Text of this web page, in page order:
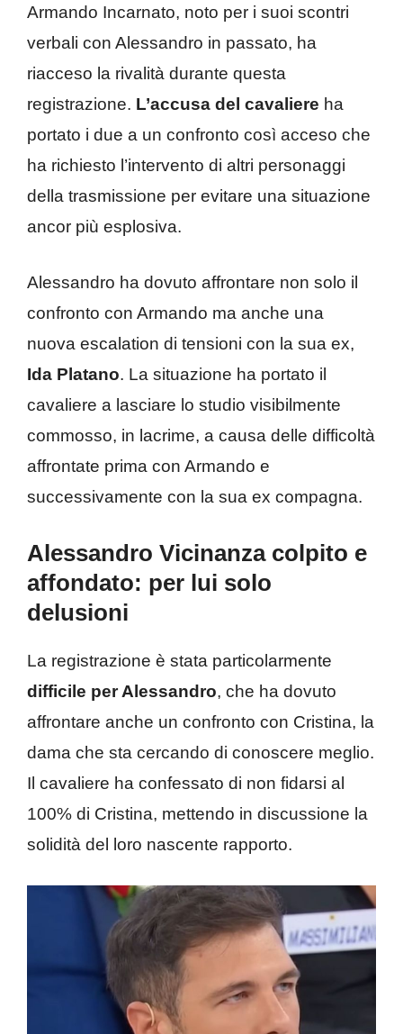
Armando Incarnato, noto per i suoi scontri
verbali con Alessandro in passato, ha
riacceso la rivalità durante questa
registrazione. L’accusa del cavaliere ha
portato i due a un confronto così acceso che
ha richiesto l’intervento di altri personaggi
della trasmissione per evitare una situazione
ancor più esplosiva.
Alessandro ha dovuto affrontare non solo il
confronto con Armando ma anche una
nuova escalation di tensioni con la sua ex,
Ida Platano. La situazione ha portato il
cavaliere a lasciare lo studio visibilmente
commosso, in lacrime, a causa delle difficoltà
affrontate prima con Armando e
successivamente con la sua ex compagna.
Alessandro Vicinanza colpito e
affondato: per lui solo
delusioni
La registrazione è stata particolarmente
difficile per Alessandro, che ha dovuto
affrontare anche un confronto con Cristina, la
dama che sta cercando di conoscere meglio.
Il cavaliere ha confessato di non fidarsi al
100% di Cristina, mettendo in discussione la
solidità del loro nascente rapporto.